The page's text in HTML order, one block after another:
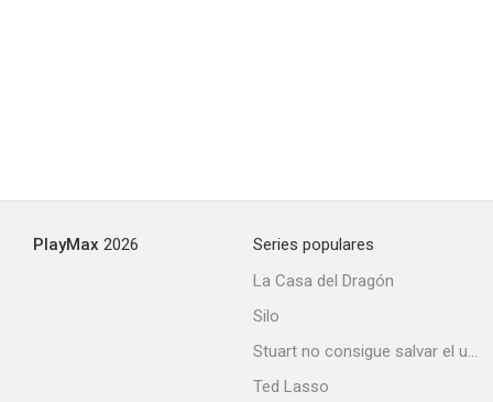
PlayMax 2026
Series populares
La Casa del Dragón
Silo
Stuart no consigue salvar el universo
Ted Lasso